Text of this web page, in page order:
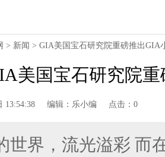
> 新闻 > GIA美国宝石研究院重磅推出GIA
美国宝石研究院
13:54:38 编辑：乐小编 点击：0
世界，流光溢彩 而